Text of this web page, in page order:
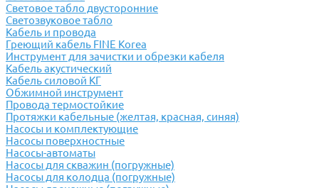
Световое табло двусторонние
Светозвуковое табло
Кабель и провода
Греющий кабель FINE Korea
Инструмент для зачистки и обрезки кабеля
Кабель акустический
Кабель силовой КГ
Обжимной инструмент
Провода термостойкие
Протяжки кабельные (желтая, красная, синяя)
Насосы и комплектующие
Насосы поверхностные
Насосы-автоматы
Насосы для скважин (погружные)
Насосы для колодца (погружные)